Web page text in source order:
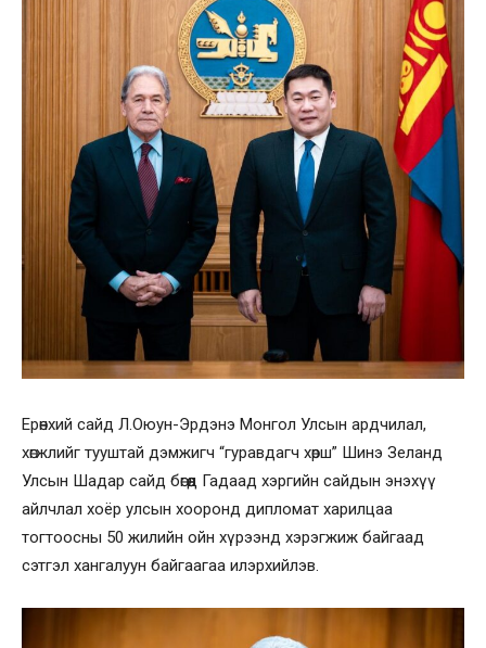
Ерөнхий сайд Л.Оюун-Эрдэнэ Монгол Улсын ардчилал,
хөгжлийг тууштай дэмжигч “гуравдагч хөрш” Шинэ Зеланд
Улсын Шадар сайд бөгөөд Гадаад хэргийн сайдын энэхүү
айлчлал хоёр улсын хооронд дипломат харилцаа
тогтоосны 50 жилийн ойн хүрээнд хэрэгжиж байгаад
сэтгэл хангалуун байгаагаа илэрхийлэв.